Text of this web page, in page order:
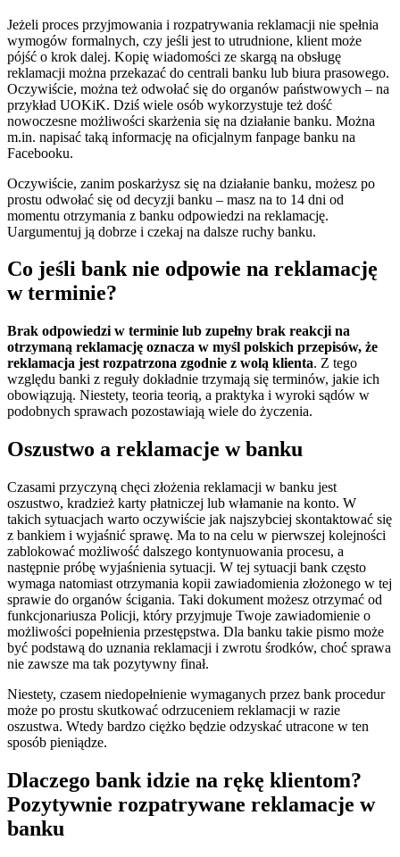
Jeżeli proces przyjmowania i rozpatrywania reklamacji nie spełnia
wymogów formalnych, czy jeśli jest to utrudnione, klient może
pójść o krok dalej. Kopię wiadomości ze skargą na obsługę
reklamacji można przekazać do centrali banku lub biura prasowego.
Oczywiście, można też odwołać się do organów państwowych – na
przykład UOKiK. Dziś wiele osób wykorzystuje też dość
nowoczesne możliwości skarżenia się na działanie banku. Można
m.in. napisać taką informację na oficjalnym fanpage banku na
Facebooku.
Oczywiście, zanim poskarżysz się na działanie banku, możesz po
prostu odwołać się od decyzji banku – masz na to 14 dni od
momentu otrzymania z banku odpowiedzi na reklamację.
Uargumentuj ją dobrze i czekaj na dalsze ruchy banku.
Co jeśli bank nie odpowie na reklamację
w terminie?
Brak odpowiedzi w terminie lub zupełny brak reakcji na
otrzymaną reklamację oznacza w myśl polskich przepisów, że
reklamacja jest rozpatrzona zgodnie z wolą klienta. Z tego
względu banki z reguły dokładnie trzymają się terminów, jakie ich
obowiązują. Niestety, teoria teorią, a praktyka i wyroki sądów w
podobnych sprawach pozostawiają wiele do życzenia.
Oszustwo a reklamacje w banku
Czasami przyczyną chęci złożenia reklamacji w banku jest
oszustwo, kradzież karty płatniczej lub włamanie na konto. W
takich sytuacjach warto oczywiście jak najszybciej skontaktować się
z bankiem i wyjaśnić sprawę. Ma to na celu w pierwszej kolejności
zablokować możliwość dalszego kontynuowania procesu, a
następnie próbę wyjaśnienia sytuacji. W tej sytuacji bank często
wymaga natomiast otrzymania kopii zawiadomienia złożonego w tej
sprawie do organów ścigania. Taki dokument możesz otrzymać od
funkcjonariusza Policji, który przyjmuje Twoje zawiadomienie o
możliwości popełnienia przestępstwa. Dla banku takie pismo może
być podstawą do uznania reklamacji i zwrotu środków, choć sprawa
nie zawsze ma tak pozytywny finał.
Niestety, czasem niedopełnienie wymaganych przez bank procedur
może po prostu skutkować odrzuceniem reklamacji w razie
oszustwa. Wtedy bardzo ciężko będzie odzyskać utracone w ten
sposób pieniądze.
Dlaczego bank idzie na rękę klientom?
Pozytywnie rozpatrywane reklamacje w
banku